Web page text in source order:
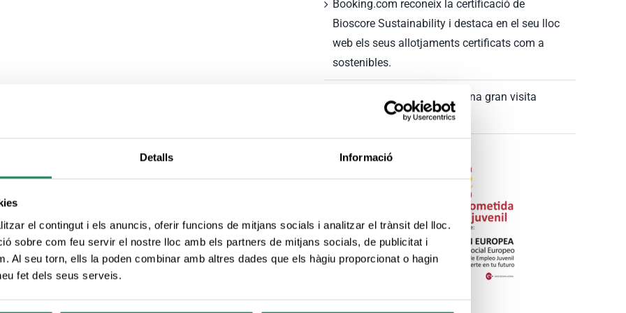
Detalls Informació
el contingut i els anuncis, oferir funcions de mitjans socials i analitzar el trànsit del lloc.
sobre com feu servir el nostre lloc amb els partners de mitjans socials, de publicitat i
Al seu torn, ells la poden combinar amb altres dades que els hàgiu proporcionat o hagin
fet dels seus serveis.
Booking.com reconeix la certificació de
Bioscore Sustainability i destaca en el seu lloc
web els seus allotjaments certificats com a
sostenibles.
“Memorias del pasado”: Quina gran visita
guiada a Lloret de Mar!